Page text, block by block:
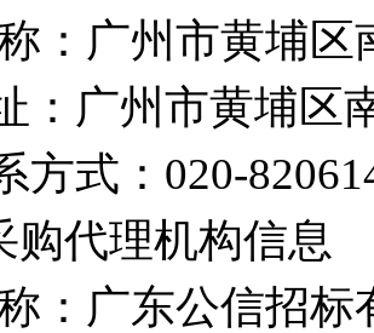
称：广州市
：广州市
方式：
购代理机构信息
称：广